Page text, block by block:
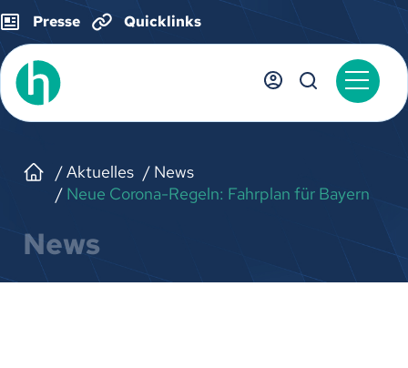
Presse Quicklinks
Aktuelles
News
Neue Corona-Regeln: Fahrplan für Bayern
News